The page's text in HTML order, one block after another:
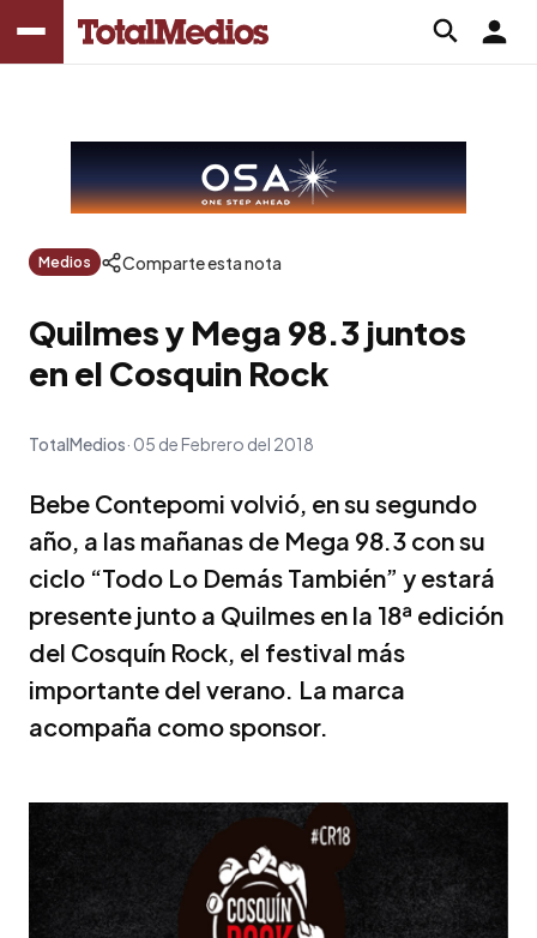
Medios Comparte esta nota
Quilmes y Mega 98.3 juntos
en el Cosquin Rock
TotalMedios 05 de Febrero del 2018
Bebe Contepomi volvió, en su segundo
año, a las mañanas de Mega 98.3 con su
ciclo “Todo Lo Demás También” y estará
presente junto a Quilmes en la 18ª edición
del Cosquín Rock, el festival más
importante del verano. La marca
acompaña como sponsor.